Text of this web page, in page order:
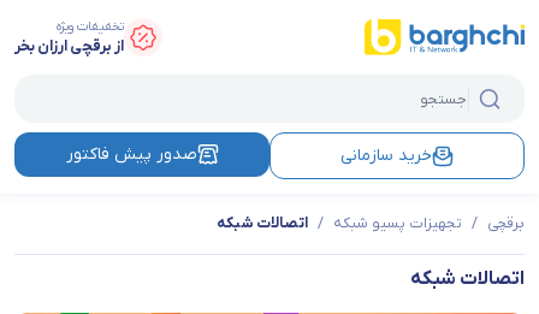
تخفیفات ویژه
از برقچی ارزان بخر
خرید سازمانی صدور پیش فاکتور
برقچی / تجهیزات پسیو شبکه / اتصالات شبکه
اتصالات شبکه